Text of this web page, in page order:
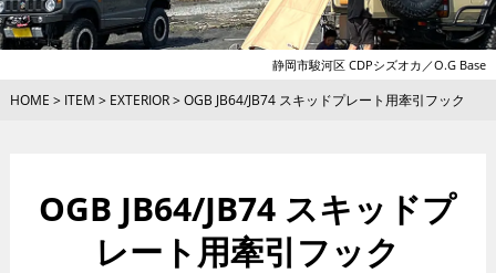
静岡市駿河区 CDPシズオカ／O.G Base
HOME > ITEM > EXTERIOR>OGB JB64/JB74 スキッドプレート用牽引フック
OGB JB64/JB74 スキッドプ
レート用牽引フック